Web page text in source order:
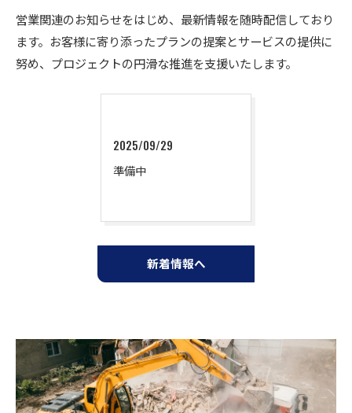
営業関連のお知らせをはじめ、最新情報を随時配信しており
ます。お客様に寄り添ったプランの提案とサービスの提供に
努め、プロジェクトの円滑な推進を支援いたします。
2025/09/29
準備中
新着情報へ